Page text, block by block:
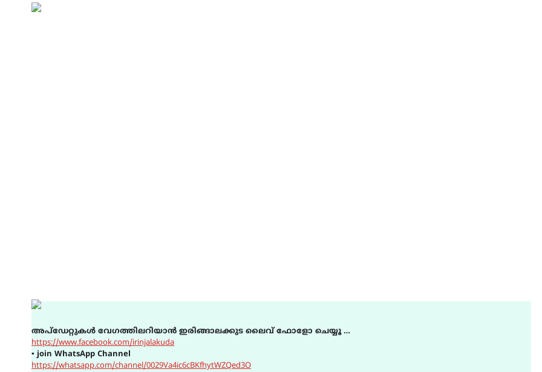
അപ്ഡേറ്റുകൾ വേഗത്തിലറിയാൻ ഇരിങ്ങാലക്കുട ലൈവ് ഫോളോ ചെയ്യൂ …
https://www.facebook.com/irinjalakuda
▪join WhatsApp Channel
https://whatsapp.com/channel/0029Va4ic6cBKfhytWZQed3O